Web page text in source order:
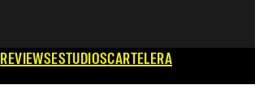
REVIEWSESTUDIOSCARTELERA